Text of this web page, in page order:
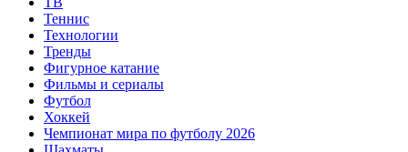
Теннис
Технологии
Тренды
Фигурное катание
Фильмы и сериалы
Футбол
Хоккей
Чемпионат мира по футболу 2026